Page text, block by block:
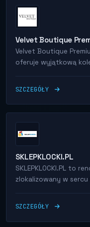
Velvet Boutique
Velvet Boutique
oferuje wyjątkową
SZCZEGÓŁY
SKLEPKLOCKI.PL
SKLEPKLOCKI.PL to
zlokalizowany w
SZCZEGÓŁY